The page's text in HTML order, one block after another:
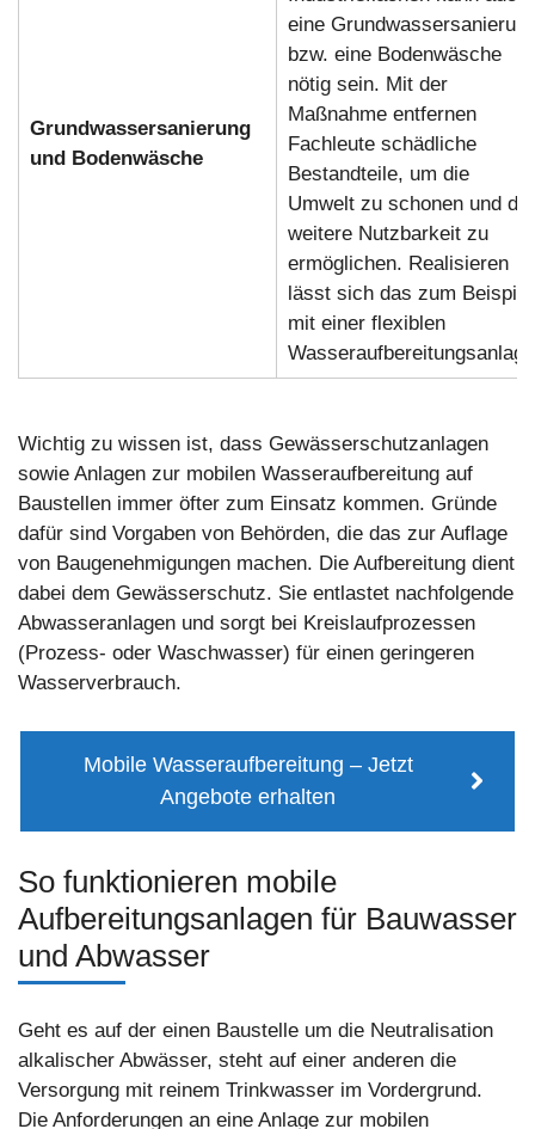
Grundwassersanierung
und Bodenwäsche
eine
bzw. eine Bodenwäsche
nötig sein. Mit der
Maßnahme entfernen
Fachleute schädliche
Bestandteile, um die
Umwelt zu schonen und die
weitere Nutzbarkeit zu
ermöglichen. Realisieren
lässt sich das zum Beispiel
mit einer flexiblen
Wichtig zu wissen ist, dass Gewässerschutzanlagen
sowie Anlagen zur mobilen Wasseraufbereitung auf
Baustellen immer öfter zum Einsatz kommen. Gründe
dafür sind Vorgaben von Behörden, die das zur Auflage
von Baugenehmigungen machen. Die Aufbereitung dient
dabei dem Gewässerschutz. Sie entlastet nachfolgende
Abwasseranlagen und sorgt bei Kreislaufprozessen
(Prozess- oder Waschwasser) für einen geringeren
Wasserverbrauch.
Mobile Wasseraufbereitung – Jetzt
Angebote erhalten
So funktionieren mobile
Aufbereitungsanlagen für Bauwasser
und Abwasser
Geht es auf der einen Baustelle um die Neutralisation
alkalischer Abwässer, steht auf einer anderen die
Versorgung mit reinem Trinkwasser im Vordergrund.
Die Anforderungen an eine Anlage zur mobilen